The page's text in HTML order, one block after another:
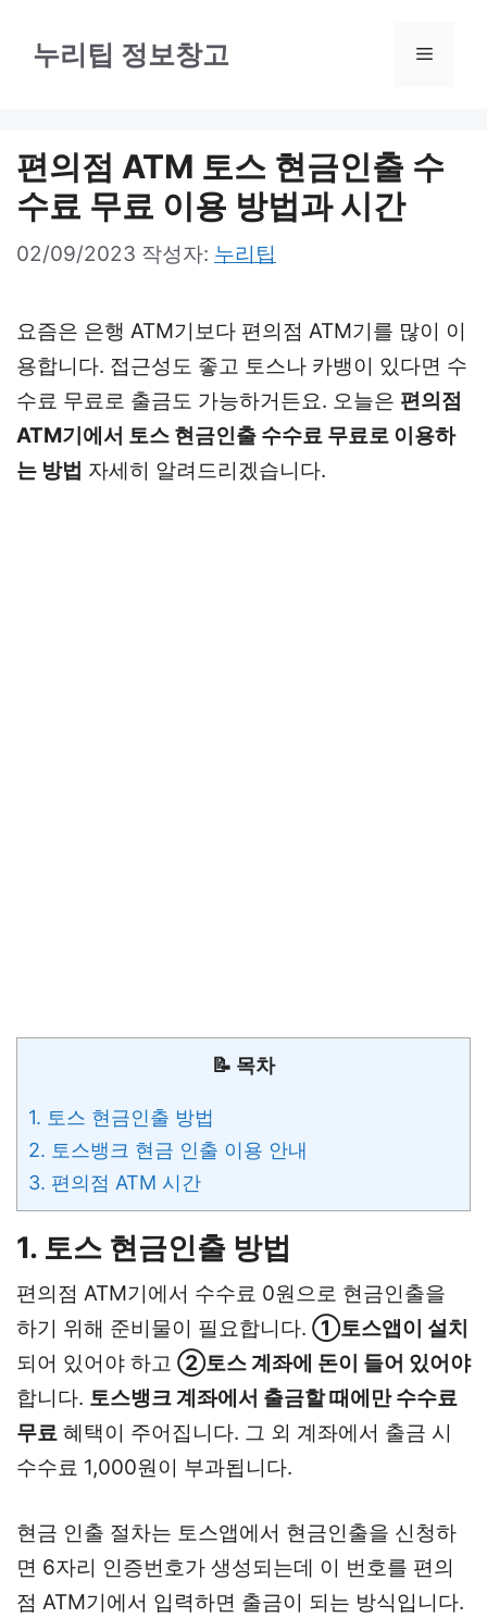
건
기
누리팁 정보창고 메
편의점 ATM 토스 현금인출 수
수료 무료 이용 방법과 시간
02/09/2023 작성자: 누리팁
요즘은 은행 ATM기보다 편의점 ATM기를 많이 이
용합니다. 접근성도 좋고 토스나 카뱅이 있다면 수
수료 무료로 출금도 가능하거든요. 오늘은 편의점
ATM기에서 토스 현금인출 수수료 무료로 이용하
는 방법 자세히 알려드리겠습니다.
📝 목차
1. 토스 현금인출 방법
2. 토스뱅크 현금 인출 이용 안내
3. 편의점 ATM 시간
1. 토스 현금인출 방법
편의점 ATM기에서 수수료 0원으로 현금인출을
하기 위해 준비물이 필요합니다. ①토스앱이 설치
되어 있어야 하고 ②토스 계좌에 돈이 들어 있어야
합니다. 토스뱅크 계좌에서 출금할 때에만 수수료
무료 혜택이 주어집니다. 그 외 계좌에서 출금 시
수수료 1,000원이 부과됩니다.
현금 인출 절차는 토스앱에서 현금인출을 신청하
면 6자리 인증번호가 생성되는데 이 번호를 편의
점 ATM기에서 입력하면 출금이 되는 방식입니다.